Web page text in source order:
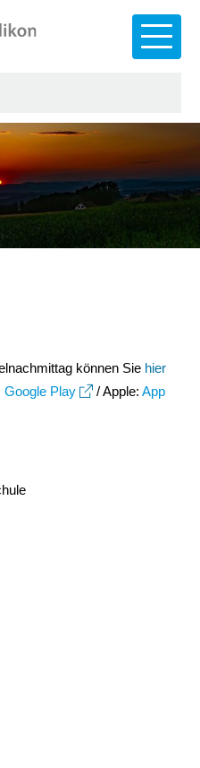
können Sie hier
Google Play / Apple: App